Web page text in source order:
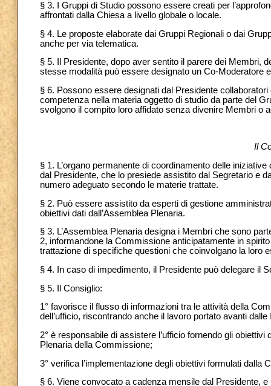
§ 3. I Gruppi di Studio possono essere creati per
affrontati dalla Chiesa a livello globale o locale.
§ 4. Le proposte elaborate dai Gruppi Regionali o dai
anche per via telematica.
§ 5. Il Presidente, dopo aver sentito il parere dei Membri,
stesse modalità può essere designato un Co-Moderatore
§ 6. Possono essere designati dal Presidente
competenza nella materia oggetto di studio da parte del
svolgono il compito loro affidato senza divenire Membri o
Il
§ 1. L’organo permanente di coordinamento delle
dal Presidente, che lo presiede assistito dal Segretario e
numero adeguato secondo le materie trattate.
§ 2. Può essere assistito da esperti di gestione
obiettivi dati dall’Assemblea Plenaria.
§ 3. L’Assemblea Plenaria designa i Membri che sono
2, informandone la Commissione anticipatamente in
trattazione di specifiche questioni che coinvolgano la loro
§ 4. In caso di impedimento, il Presidente può delegare il
§ 5. Il Consiglio:
1° favorisce il flusso di informazioni tra le attività della
dell’ufficio, riscontrando anche il lavoro portato avanti
2° è responsabile di assistere l’ufficio fornendo gli
Plenaria della Commissione;
3° verifica l’implementazione degli obiettivi formulati dalla
§ 6. Viene convocato a cadenza mensile dal Presidente,